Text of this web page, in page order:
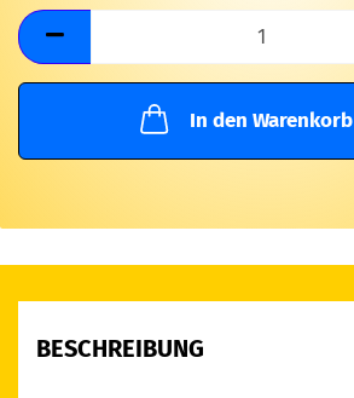
In den Warenkorb
BESCHREIBUNG